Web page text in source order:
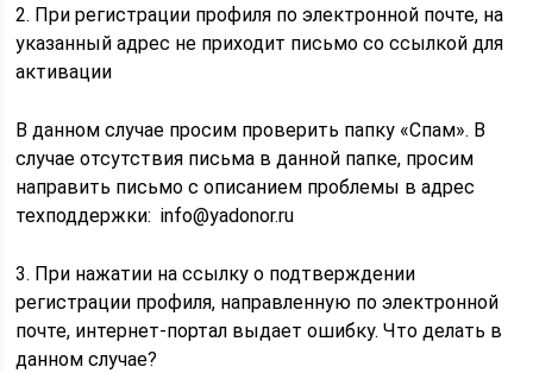
2. При регистрации профиля по электронной почте, на
указанный адрес не приходит письмо со ссылкой для
активации
В данном случае просим проверить папку «Спам». В
случае отсутствия письма в данной папке, просим
направить письмо с описанием проблемы в адрес
техподдержки: info@yadonor.ru
3. При нажатии на ссылку о подтверждении
регистрации профиля, направленную по электронной
почте, интернет-портал выдает ошибку. Что делать в
данном случае?